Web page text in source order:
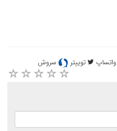
واتساپ توییتر سروش